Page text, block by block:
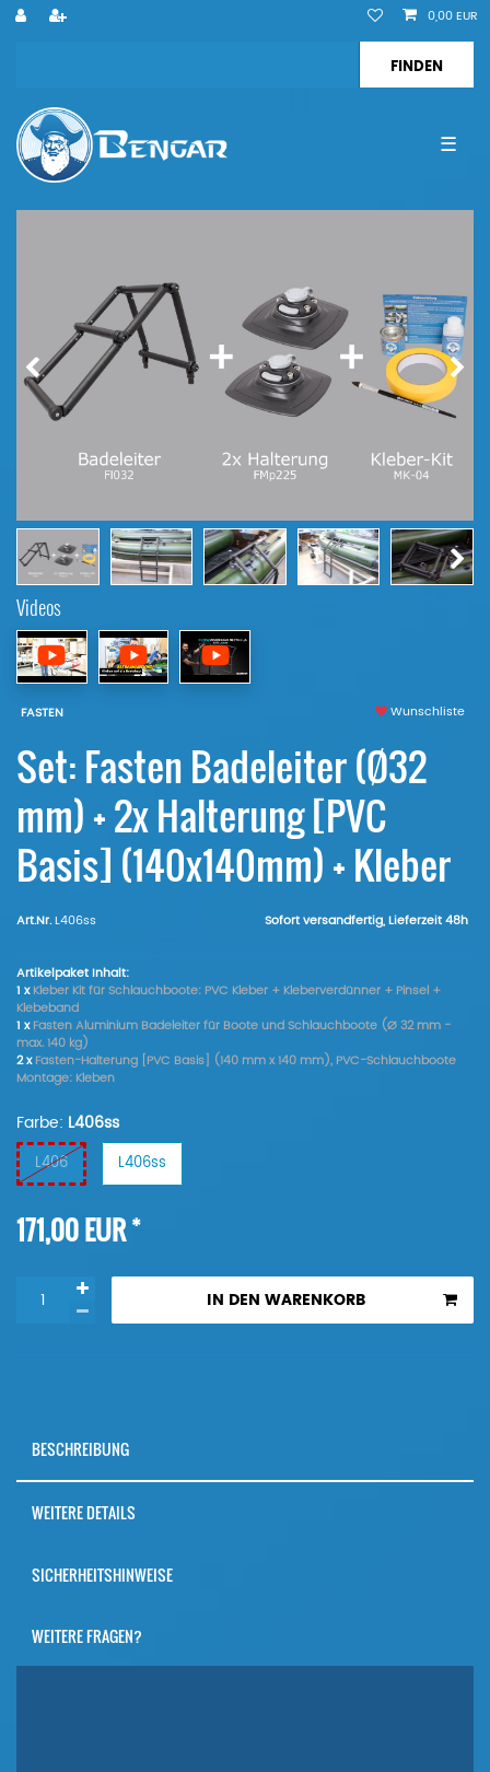
0,00 EUR
☰
Videos
FASTEN Wunschliste
Set: Fasten Badeleiter (Ø32
mm) + 2x Halterung [PVC
Basis] (140x140mm) + Kleber
Art.Nr.L406ss Sofort versandfertig, Lieferzeit 48h
Artikelpaket Inhalt:
1 xKleber Kit für Schlauchboote: PVC Kleber + Kleberverdünner + Pinsel +
Klebeband
1 xFasten Aluminium Badeleiter für Boote und Schlauchboote (Ø 32 mm -
max. 140 kg)
2 x Fasten-Halterung [PVC Basis] (140 mm x 140 mm), PVC-Schlauchboote
Montage: Kleben
Farbe: L406ss
L406 L406ss
171,00 EUR*
IN DEN WARENKORB
BESCHREIBUNG
WEITERE DETAILS
SICHERHEITSHINWEISE
WEITERE FRAGEN?